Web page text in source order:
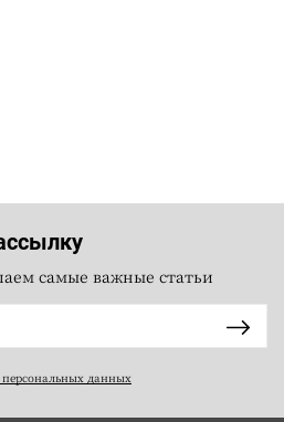
самые важные статьи
персональных данных